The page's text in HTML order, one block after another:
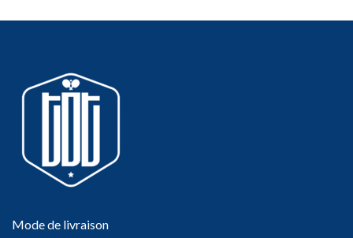
Mode de livraison